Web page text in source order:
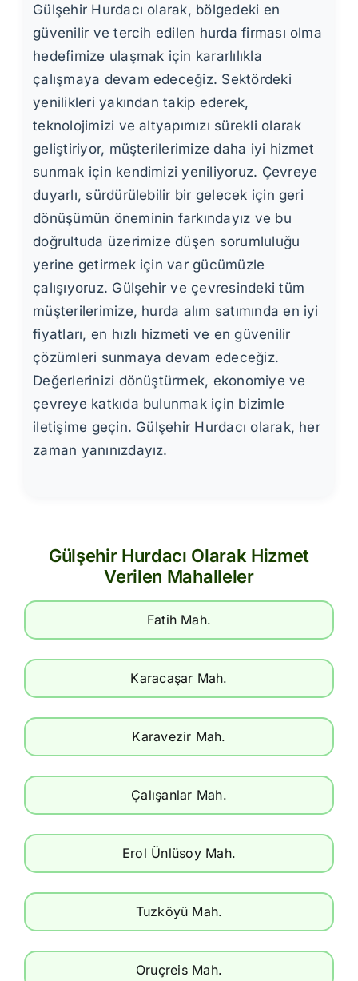
Gülşehir Hurdacı olarak, bölgedeki en
güvenilir ve tercih edilen hurda firması olma
hedefimize ulaşmak için kararlılıkla
çalışmaya devam edeceğiz. Sektördeki
yenilikleri yakından takip ederek,
teknolojimizi ve altyapımızı sürekli olarak
geliştiriyor, müşterilerimize daha iyi hizmet
sunmak için kendimizi yeniliyoruz. Çevreye
duyarlı, sürdürülebilir bir gelecek için geri
dönüşümün öneminin farkındayız ve bu
doğrultuda üzerimize düşen sorumluluğu
yerine getirmek için var gücümüzle
çalışıyoruz. Gülşehir ve çevresindeki tüm
müşterilerimize, hurda alım satımında en iyi
fiyatları, en hızlı hizmeti ve en güvenilir
çözümleri sunmaya devam edeceğiz.
Değerlerinizi dönüştürmek, ekonomiye ve
çevreye katkıda bulunmak için bizimle
iletişime geçin. Gülşehir Hurdacı olarak, her
zaman yanınızdayız.
Gülşehir Hurdacı Olarak Hizmet
Verilen Mahalleler
Fatih Mah.
Karacaşar Mah.
Karavezir Mah.
Çalışanlar Mah.
Erol Ünlüsoy Mah.
Tuzköyü Mah.
Oruçreis Mah.